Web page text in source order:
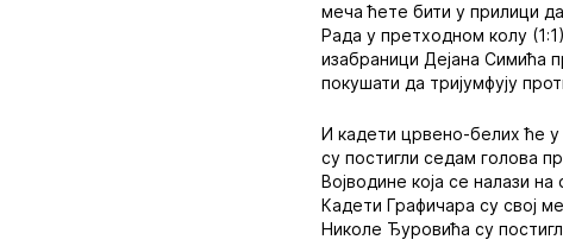
меча ћете бити у прилици
Рада у претходном колу
изабраници Дејана Симића
покушати да тријумфују
И кадети црвено-белих ће
су постигли седам голова
Војводине која се налази
Кадети Графичара су свој
Николе Ђуровића су